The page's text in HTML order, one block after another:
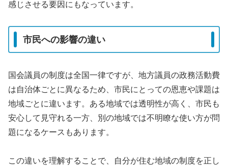
感じさせる要因にもなっています。
市民への影響の違い
国会議員の制度は全国一律ですが、地方議員の政務活動費
は自治体ごとに異なるため、市民にとっての恩恵や課題は
地域ごとに違います。ある地域では透明性が高く、市民も
安心して見守れる一方、別の地域では不明瞭な使い方が問
題になるケースもあります。
この違いを理解することで、自分が住む地域の制度を正し